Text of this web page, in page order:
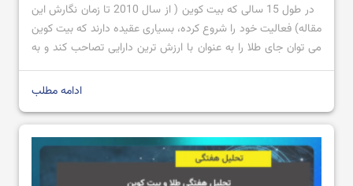
در طول 15 سالی که بیت کوین ( از سال 2010 تا زمان نگارش این
مقاله) فعالیت خود را شروع کرده، بسیاری عقیده دارند که بیت کوین
می توان جای طلا را به عنوان با ارزش ترین دارایی تصاحب کند و به
عنوان طلای دیجیتال شناخته شود؛ اما تاکنون که چنین اتفاقی
ادامه مطلب